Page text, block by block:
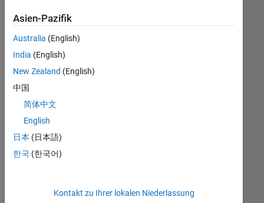
noch
keine
offenen
Stellen
können,
die
Ihren
entsprechen,
werden
unseres
Asien-Pazifik
Australia (English)
India (English)
New Zealand (English)
中国
简体中文
English
日本 (日本語)
한국 (한국어)
Kontakt zu Ihrer lokalen Niederlassung